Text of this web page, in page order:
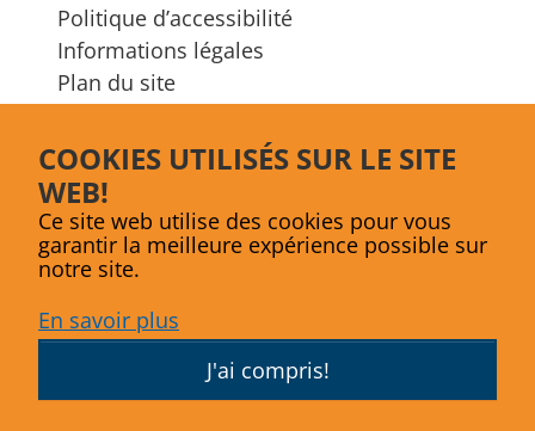
COOKIES UTILISÉS SUR LE SITE
WEB!
Ce site web utilise des cookies pour vous
garantir la meilleure expérience possible sur
notre site.
En savoir plus
J'ai compris!
Politique d’accessibilité
Informations légales
Plan du site
S'abonner à l’infolettre
FacebookLinkedInBluesky
Site web conçu parAgence Lex